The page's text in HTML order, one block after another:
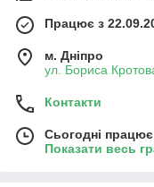
Працює з
м. Дніпро
ул. Бориса
Контакти
Сьогодні
Показати весь